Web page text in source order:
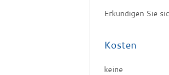
Erkundigen Sie
Kosten
keine